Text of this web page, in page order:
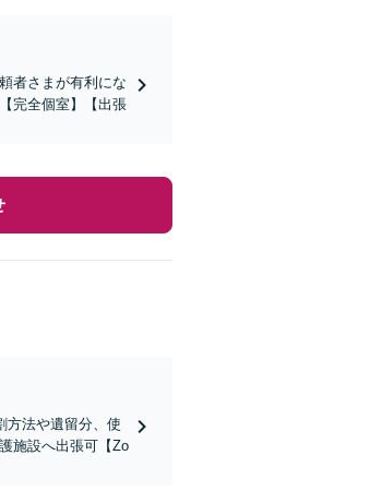
者さまが有利にな
完全個室】【出張
方法や遺留分、使
施設へ出張可【Zo